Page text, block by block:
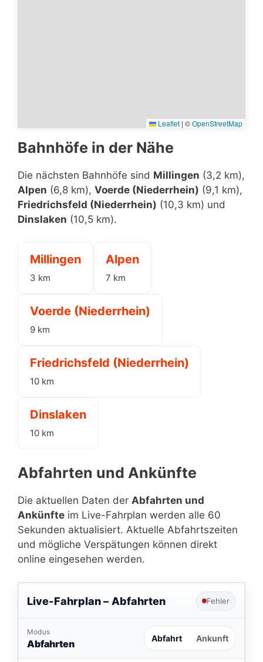
Leaflet | ©OpenStreetMap
Bahnhöfe in der Nähe
Die nächsten Bahnhöfe sind Millingen (3,2 km),
Alpen (6,8 km), Voerde (Niederrhein) (9,1 km),
Friedrichsfeld (Niederrhein) (10,3 km) und
Dinslaken (10,5 km).
Millingen
3 km
Alpen
7 km
Voerde (Niederrhein)
9 km
Friedrichsfeld (Niederrhein)
10 km
Dinslaken
10 km
Abfahrten und Ankünfte
Die aktuellen Daten der Abfahrten und
Ankünfte im Live-Fahrplan werden alle 60
Sekunden aktualisiert. Aktuelle Abfahrtszeiten
und mögliche Verspätungen können direkt
online eingesehen werden.
Live-Fahrplan – Abfahrten Fehler
Modus
Abfahrten Abfahrt Ankunft